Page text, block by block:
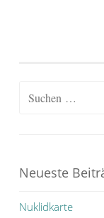
Suchen
Neueste
Nuklidkarte